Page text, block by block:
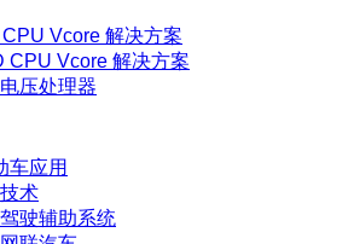
CPU Vcore 解决方案
CPU Vcore 解决方案
压处理器
车应用
术
驶辅助系统